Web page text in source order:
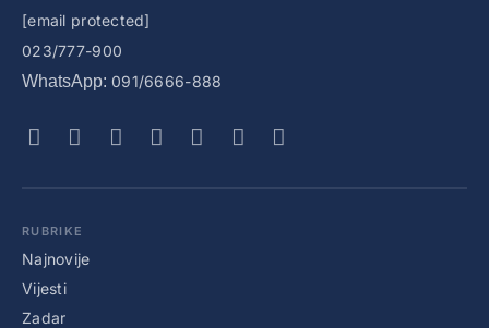
[email protected]
023/777-900
WhatsApp: 091/6666-888
RUBRIKE
Najnovije
Vijesti
Zadar